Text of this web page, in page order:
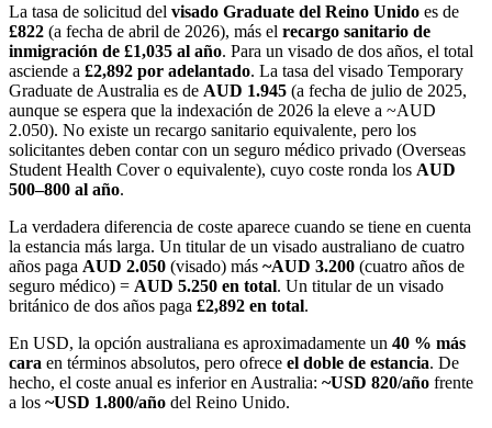
La tasa de solicitud del visado Graduate del Reino Unido es de
£822 (a fecha de abril de 2026), más el recargo sanitario de
inmigración de £1,035 al año. Para un visado de dos años, el total
asciende a £2,892 por adelantado. La tasa del visado Temporary
Graduate de Australia es de AUD 1.945 (a fecha de julio de 2025,
aunque se espera que la indexación de 2026 la eleve a ~AUD
2.050). No existe un recargo sanitario equivalente, pero los
solicitantes deben contar con un seguro médico privado (Overseas
Student Health Cover o equivalente), cuyo coste ronda los AUD
500–800 al año.
La verdadera diferencia de coste aparece cuando se tiene en cuenta
la estancia más larga. Un titular de un visado australiano de cuatro
años paga AUD 2.050 (visado) más ~AUD 3.200 (cuatro años de
seguro médico) = AUD 5.250 en total. Un titular de un visado
británico de dos años paga £2,892 en total.
En USD, la opción australiana es aproximadamente un 40 % más
cara en términos absolutos, pero ofrece el doble de estancia. De
hecho, el coste anual es inferior en Australia: ~USD 820/año frente
a los ~USD 1.800/año del Reino Unido.